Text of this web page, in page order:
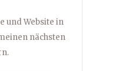
und Website in
nächsten